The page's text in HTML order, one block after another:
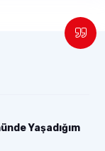
Yaşadığım